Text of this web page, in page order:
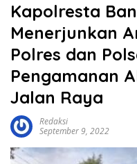
Kapolresta
Menerjunkan
Polres dan
Pengamanan
Jalan Raya
Redaksi
September 9, 2022